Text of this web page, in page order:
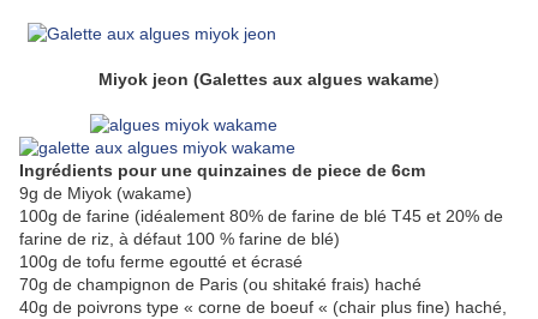
Miyok jeon (Galettes aux algues wakame)
Ingrédients pour une quinzaines de piece de 6cm
9g de Miyok (wakame)
100g de farine (idéalement 80% de farine de blé T45 et 20% de
farine de riz, à défaut 100 % farine de blé)
100g de tofu ferme egoutté et écrasé
70g de champignon de Paris (ou shitaké frais) haché
40g de poivrons type « corne de boeuf « (chair plus fine) haché,